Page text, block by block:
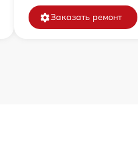
Заказать ремонт